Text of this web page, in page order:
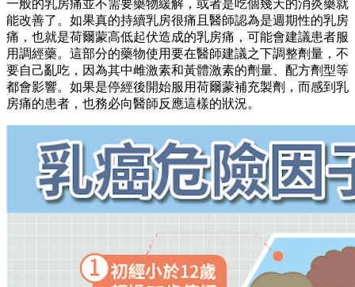
一般的乳房痛並不需要藥物緩解，或者是吃個幾天的消炎藥就
能改善了。如果真的持續乳房很痛且醫師認為是週期性的乳房
痛，也就是荷爾蒙高低起伏造成的乳房痛，可能會建議患者服
用調經藥。這部分的藥物使用要在醫師建議之下調整劑量，不
要自己亂吃，因為其中雌激素和黃體激素的劑量、配方劑型等
都會影響。如果是停經後開始服用荷爾蒙補充製劑，而感到乳
房痛的患者，也務必向醫師反應這樣的狀況。